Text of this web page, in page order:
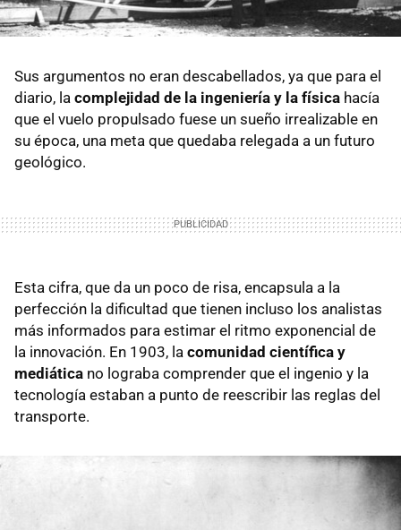
Sus argumentos no eran descabellados, ya que para el
diario, la complejidad de la ingeniería y la física hacía
que el vuelo propulsado fuese un sueño irrealizable en
su época, una meta que quedaba relegada a un futuro
geológico.
Esta cifra, que da un poco de risa, encapsula a la
perfección la dificultad que tienen incluso los analistas
más informados para estimar el ritmo exponencial de
la innovación. En 1903, la comunidad científica y
mediática no lograba comprender que el ingenio y la
tecnología estaban a punto de reescribir las reglas del
transporte.